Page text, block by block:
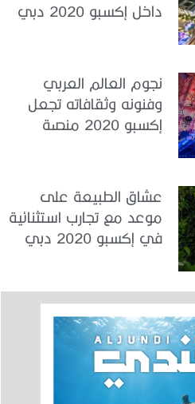
داخل إكسبو 2020 دبي
نجوم العالم العربي
وفنونه وثقافاته تجعل
إكسبو 2020 منصة
عشاق الطبيعة على
موعد مع تجارب استثنائية
في إكسبو 2020 دبي